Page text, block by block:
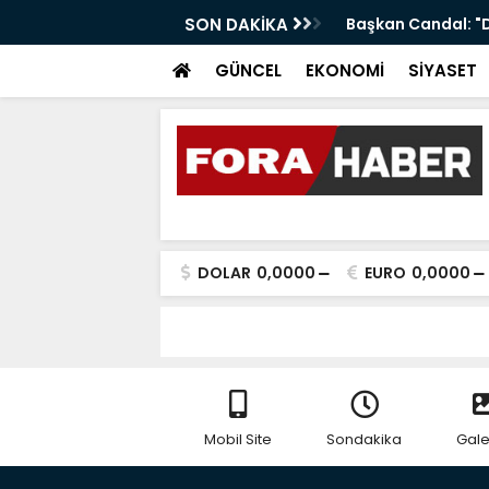
SON DAKİKA Başkan Candal:
GÜNCEL EKONOMİ SİYASET
DOLAR 0,0000 EURO 0,0000
Mobil Site Sondakika